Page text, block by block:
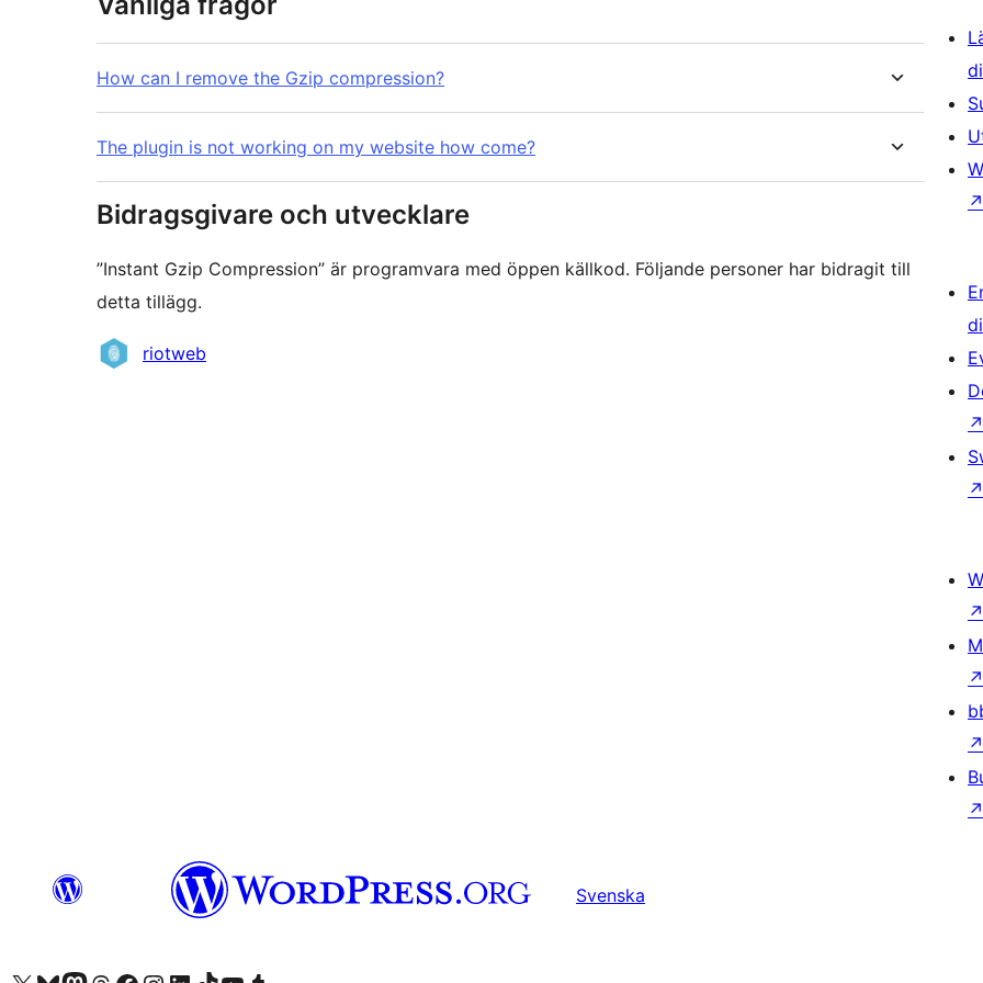
How can I remove the Gzip compression?
The plugin is not working on my website how come?
Bidragsgivare och utvecklare
”Instant Gzip Compression” är programvara med öppen källkod. Följande personer har bidragit till
detta tillägg.
Bidragande
riotweb
↗
↗
↗
↗
↗
↗
↗
Svenska